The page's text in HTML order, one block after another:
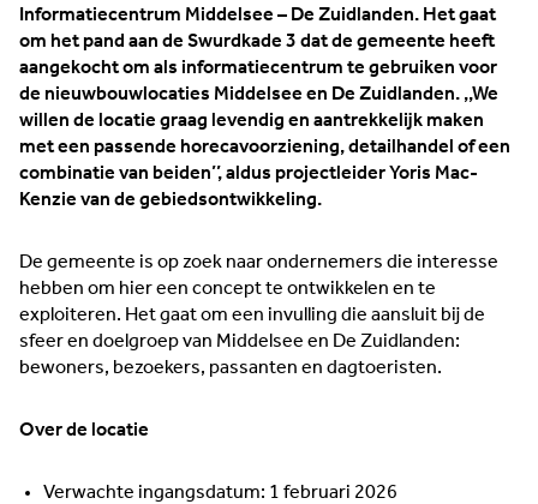
Informatiecentrum Middelsee – De Zuidlanden. Het gaat
om het pand aan de Swurdkade 3 dat de gemeente heeft
aangekocht om als informatiecentrum te gebruiken voor
de nieuwbouwlocaties Middelsee en De Zuidlanden. ,,We
willen de locatie graag levendig en aantrekkelijk maken
met een passende horecavoorziening, detailhandel of een
combinatie van beiden’’, aldus projectleider Yoris Mac-
Kenzie van de gebiedsontwikkeling.
De gemeente is op zoek naar ondernemers die interesse
hebben om hier een concept te ontwikkelen en te
exploiteren. Het gaat om een invulling die aansluit bij de
sfeer en doelgroep van Middelsee en De Zuidlanden:
bewoners, bezoekers, passanten en dagtoeristen.
Over de locatie
Verwachte ingangsdatum: 1 februari 2026